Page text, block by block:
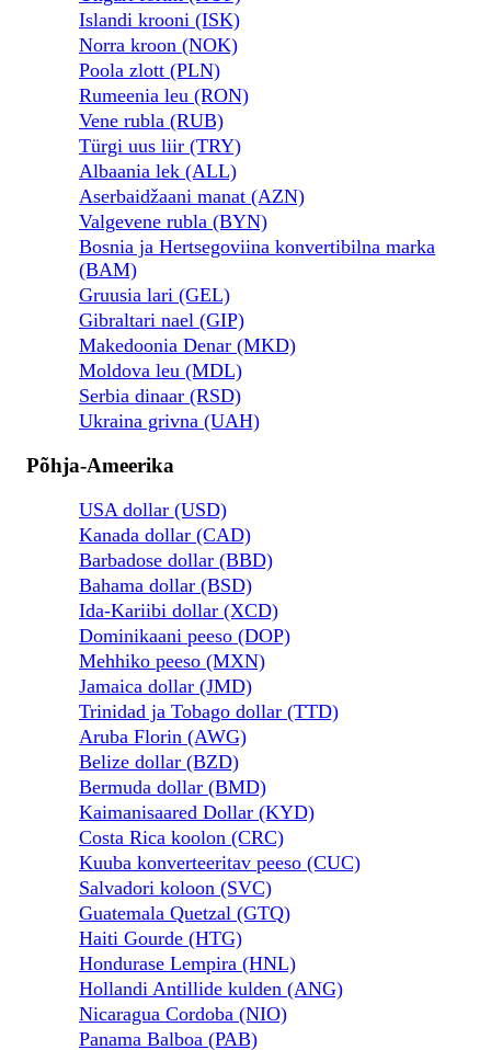
Islandi krooni (ISK)
Norra kroon (NOK)
Poola zlott (PLN)
Rumeenia leu (RON)
Vene rubla (RUB)
Türgi uus liir (TRY)
Albaania lek (ALL)
Aserbaidžaani manat (AZN)
Valgevene rubla (BYN)
Bosnia ja Hertsegoviina konvertibilna marka
(BAM)
Gruusia lari (GEL)
Gibraltari nael (GIP)
Makedoonia Denar (MKD)
Moldova leu (MDL)
Serbia dinaar (RSD)
Ukraina grivna (UAH)
Põhja-Ameerika
USA dollar (USD)
Kanada dollar (CAD)
Barbadose dollar (BBD)
Bahama dollar (BSD)
Ida-Kariibi dollar (XCD)
Dominikaani peeso (DOP)
Mehhiko peeso (MXN)
Jamaica dollar (JMD)
Trinidad ja Tobago dollar (TTD)
Aruba Florin (AWG)
Belize dollar (BZD)
Bermuda dollar (BMD)
Kaimanisaared Dollar (KYD)
Costa Rica koolon (CRC)
Kuuba konverteeritav peeso (CUC)
Salvadori koloon (SVC)
Guatemala Quetzal (GTQ)
Haiti Gourde (HTG)
Hondurase Lempira (HNL)
Hollandi Antillide kulden (ANG)
Nicaragua Cordoba (NIO)
Panama Balboa (PAB)